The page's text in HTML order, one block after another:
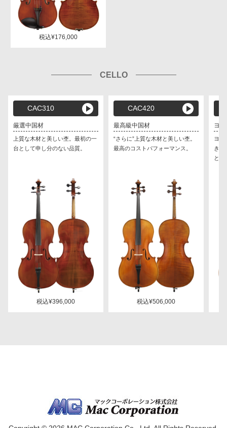
税込¥176,000
CELLO
CAC310
厳選中国材
上質な木材と美しい杢。最初の一
台として申し分のない品質。
税込¥396,000
CAC420
最高級中国材
“さらに”上質な木材と美しい杢。
最高のコストパフォーマンス。
税込¥506,000
ヨ
ヨー
き。
と外